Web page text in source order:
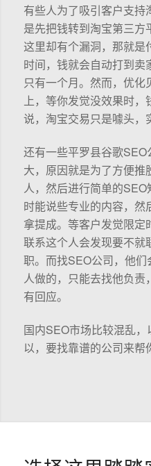
有些人为了吸引客户支
是先把钱转到淘宝第三方
这里却有个漏洞，那就是
时间，钱就会自动打到
只有一个月。然而，优
上，等你发觉没效果时
说，淘宝交易只是噱头，
还有一些平罗县谷歌
大，原因就是为了方便
人，然后进行简单的
时能说些专业的内容，然
拿提成。等客户发觉限定
联系这个人会发现要不就
职。而找SEO公司，他
人做的，只能去找他负
有回应。
国内SEO市场比较混乱
以，要找靠谱的公司来帮